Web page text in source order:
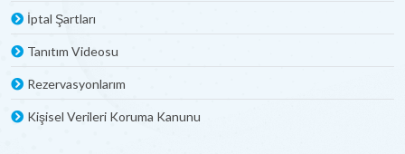
İptal Şartları
Tanıtım Videosu
Rezervasyonlarım
Kişisel Verileri Koruma Kanunu